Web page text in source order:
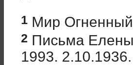
1 Мир
2 Письма
1993. 2.10.1936.